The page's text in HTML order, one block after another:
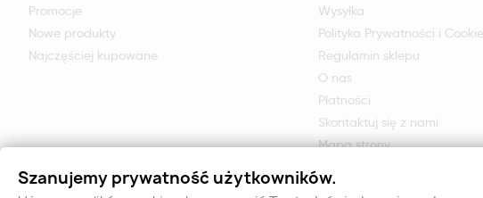
Promocje
Nowe produkty
Najczęściej kupowane
Wysyłka
Polityka Prywatności i
Regulamin sklepu
O nas
Płatności
Skontaktuj się z nami
Mapa strony
Szanujemy prywatność użytkowników.